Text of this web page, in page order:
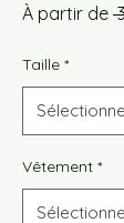
À partir de
Taille *
Vêtement *